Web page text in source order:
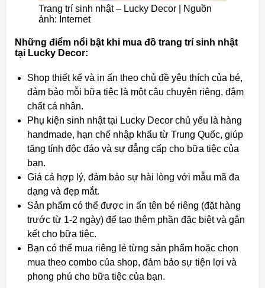
Trang trí sinh nhật – Lucky Decor | Nguồn
ảnh: Internet
Những điểm nổi bật khi mua đồ trang trí sinh nhật
tại Lucky Decor:
Shop thiết kế và in ấn theo chủ đề yêu thích của bé,
đảm bảo mỗi bữa tiệc là một câu chuyện riêng, đậm
chất cá nhân.
Phụ kiện sinh nhật tại Lucky Decor chủ yếu là hàng
handmade, hạn chế nhập khẩu từ Trung Quốc, giúp
tăng tính độc đáo và sự đẳng cấp cho bữa tiệc của
bạn.
Giá cả hợp lý, đảm bảo sự hài lòng với mẫu mã đa
dạng và đẹp mắt.
Sản phẩm có thể được in ấn tên bé riêng (đặt hàng
trước từ 1-2 ngày) để tạo thêm phần đặc biệt và gắn
kết cho bữa tiệc.
Bạn có thể mua riêng lẻ từng sản phẩm hoặc chọn
mua theo combo của shop, đảm bảo sự tiện lợi và
phong phú cho bữa tiệc của bạn.